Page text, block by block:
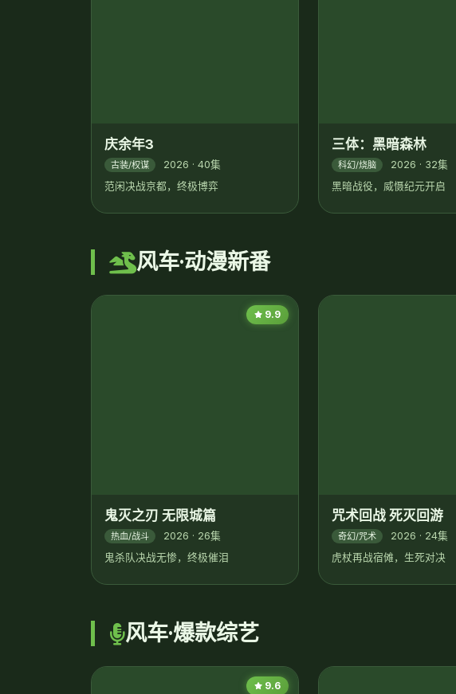
三体：黑暗森林
科幻/烧脑
2026 · 32集
黑暗战役，威慑纪元开启
风车·动漫新番
9.9
鬼灭之刃 无限城篇
热血/战斗
2026 · 26集
鬼杀队决战无惨，终极催泪
咒术回战 死灭回游
奇幻/咒术
2026 · 24集
虎杖再战宿傩，生死对决
风车·爆款综艺
9.6